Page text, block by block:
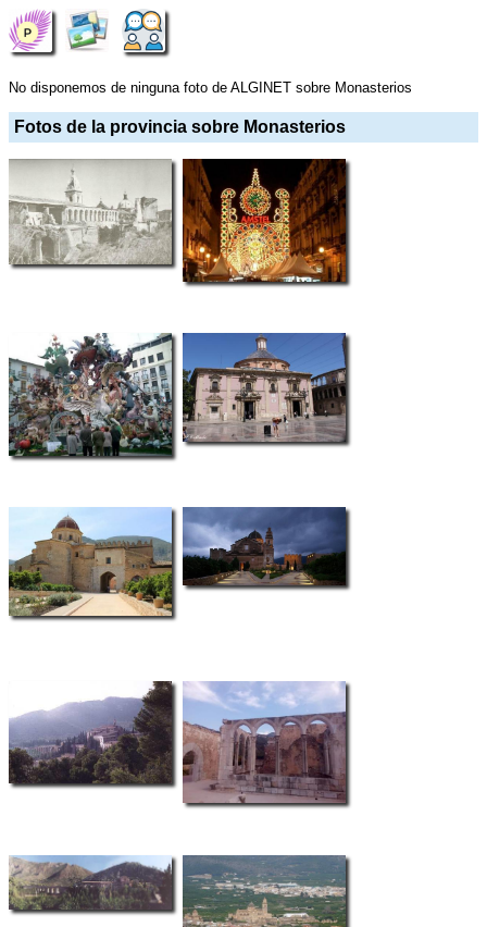
No disponemos de ninguna foto de ALGINET sobre Monasterios
Fotos de la provincia sobre Monasterios